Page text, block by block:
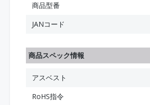
商品型番
JANコード
商品スペック情報
アスベスト
RoHS指令